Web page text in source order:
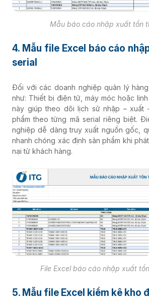
Mẫu báo cáo nhập xuất tồn
4. Mẫu file Excel báo cáo
serial
Đối với các doanh nghiệp quản lý
như: Thiết bị điện tử, máy móc hoặc
này giúp theo dõi lịch sử nhập – xuất
phẩm theo từng mã serial riêng biệt.
nghiệp dễ dàng truy xuất nguồn gốc,
nhanh chóng xác định sản phẩm khi
nại từ khách hàng.
File Excel báo cáo nhập xuất
5. Mẫu file Excel kiểm kê kho